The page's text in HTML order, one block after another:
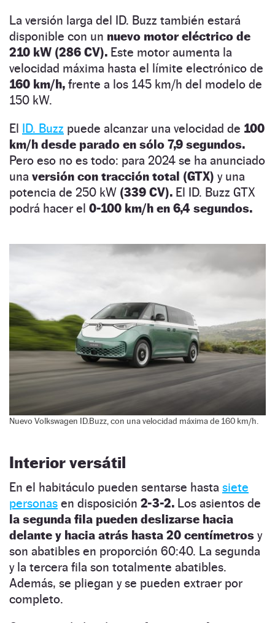
La versión larga del ID. Buzz también estará
disponible con un nuevo motor eléctrico de
210 kW (286 CV). Este motor aumenta la
velocidad máxima hasta el límite electrónico de
160 km/h, frente a los 145 km/h del modelo de
150 kW.
El ID. Buzz puede alcanzar una velocidad de 100
km/h desde parado en sólo 7,9 segundos.
Pero eso no es todo: para 2024 se ha anunciado
una versión con tracción total (GTX) y una
potencia de 250 kW (339 CV). El ID. Buzz GTX
podrá hacer el 0-100 km/h en 6,4 segundos.
Nuevo Volkswagen ID.Buzz, con una velocidad máxima de 160 km/h.
Interior versátil
En el habitáculo pueden sentarse hasta siete
personas en disposición 2-3-2. Los asientos de
la segunda fila pueden deslizarse hacia
delante y hacia atrás hasta 20 centímetros y
son abatibles en proporción 60:40. La segunda
y la tercera fila son totalmente abatibles.
Además, se pliegan y se pueden extraer por
completo.